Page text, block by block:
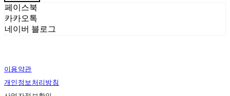
페이스북
카카오톡
네이버 블로그
이용약관
개인정보처리방침